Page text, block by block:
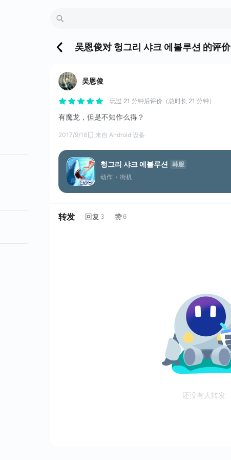
吴恩俊对 헝그리 샤크 에볼루션 的评价
吴恩俊
玩过 21 分钟后评价（总时长 21 分钟）
有魔龙，但是不知作么得？
2017/9/16 来自 Android 设备
헝그리 샤크 에볼루션 韩服
动作
街机
转发 回复 3 赞 6
还没有人转发